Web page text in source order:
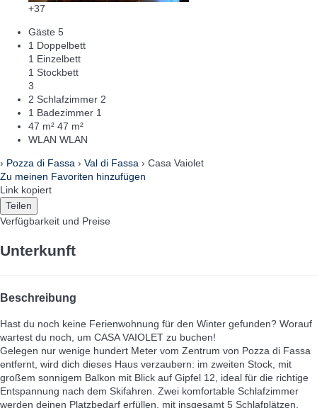
+37
Gäste 5
1 Doppelbett
1 Einzelbett
1 Stockbett
3
2 Schlafzimmer 2
1 Badezimmer 1
47 m² 47 m²
WLAN WLAN
› Pozza di Fassa › Val di Fassa › Casa Vaiolet
Zu meinen Favoriten hinzufügen
Link kopiert
Teilen
Verfügbarkeit und Preise
Unterkunft
Beschreibung
Hast du noch keine Ferienwohnung für den Winter gefunden? Worauf
wartest du noch, um CASA VAIOLET zu buchen!
Gelegen nur wenige hundert Meter vom Zentrum von Pozza di Fassa
entfernt, wird dich dieses Haus verzaubern: im zweiten Stock, mit
großem sonnigem Balkon mit Blick auf Gipfel 12, ideal für die richtige
Entspannung nach dem Skifahren. Zwei komfortable Schlafzimmer
werden deinen Platzbedarf erfüllen, mit insgesamt 5 Schlafplätzen.